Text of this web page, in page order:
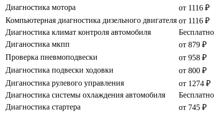
Диагностика мотора
от 1116 ₽
Компьютерная диагностика дизельного двигателя от 1116 ₽
Диагностика климат контроля автомобиля
Бесплатно
Диганостика мкпп
от 879 ₽
Проверка пневмоподвески
от 958 ₽
Диагностика подвески ходовки
от 800 ₽
Диганостика рулевого управления
от 1274 ₽
Диагностика системы охлаждения автомобиля
Бесплатно
Диагностика стартера
от 745 ₽